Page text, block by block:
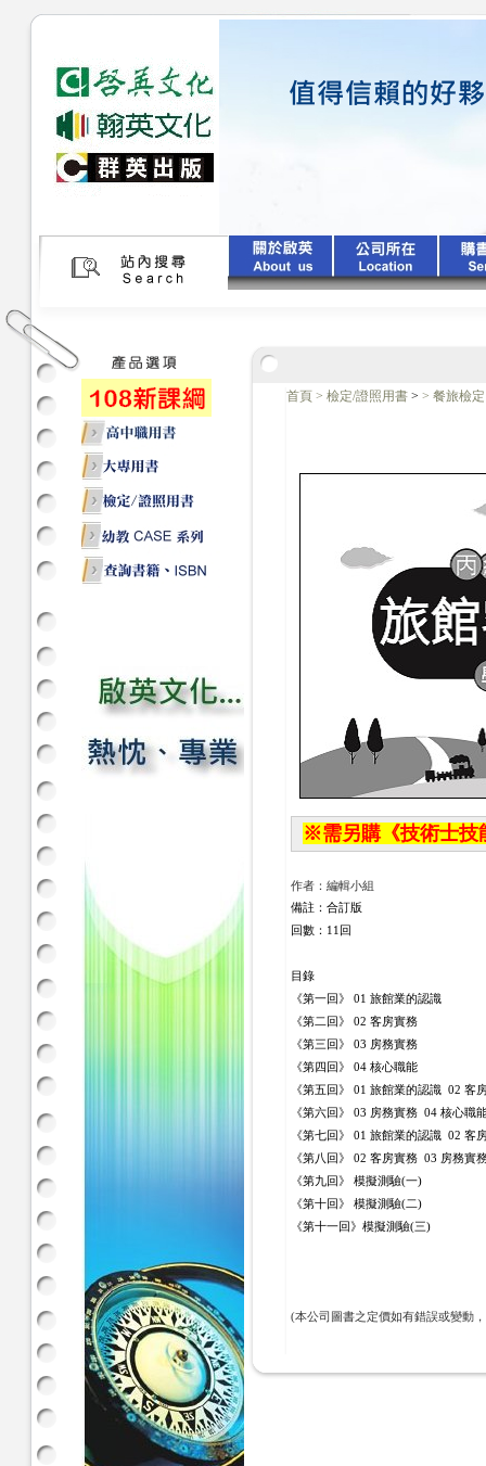
首頁 > 檢定/證照用書 > > 餐旅檢定
※需另購《技術士技
作者：編輯小組
備註：合訂版
回數：11回
目錄
《第一回》 01 旅館業的認識
《第二回》 02 客房實務
《第三回》 03 房務實務
《第四回》 04 核心職能
《第五回》 01 旅館業的認識 02 客
《第六回》 03 房務實務 04 核心職
《第七回》 01 旅館業的認識 02 客
《第八回》 02 客房實務 03 房務實
《第九回》 模擬測驗(一)
《第十回》 模擬測驗(二)
《第十一回》模擬測驗(三)
(本公司圖書之定價如有錯誤或變動